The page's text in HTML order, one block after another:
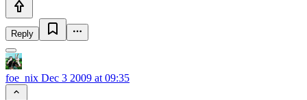
Reply
foe_nix Dec 3 2009 at 09:35